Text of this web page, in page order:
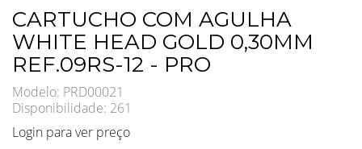
CARTUCHO COM AGULHA
WHITE HEAD GOLD 0,30MM
REF.09RS-12 - PRO
Modelo: PRD00021
Disponibilidade: 261
Login para ver preço